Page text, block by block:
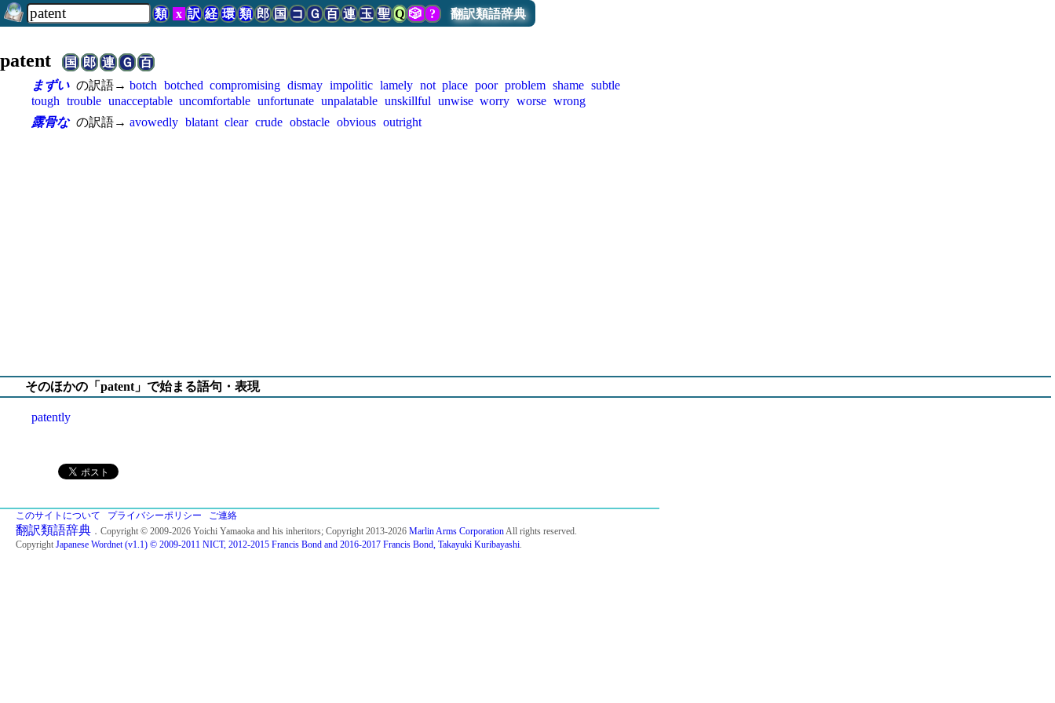
類 x 訳 経 環 類 郎 国 コ Ｇ 百 連 玉 聖 Q 🎲? 翻訳類語辞典
patent国 郎 連 Ｇ
百
まずい の訳語→ botch botched compromising dismay impolitic lamely not place poor problem shame subtle
tough trouble unacceptable uncomfortable unfortunate unpalatable unskillful unwise worry worse wrong
露骨な の訳語→ avowedly blatant clear crude obstacle obvious outright
そのほかの「patent」で始まる語句・表現
patently
このサイトについて プライバシーポリシー ご連絡
翻訳類語辞典 ．Copyright © 2009-2026 Yoichi Yamaoka and his inheritors; Copyright 2013-2026 Marlin Arms CorporationAll rights reserved.
Copyright Japanese Wordnet (v1.1) © 2009-2011 NICT, 2012-2015 Francis Bond and 2016-2017 Francis Bond, Takayuki Kuribayashi.